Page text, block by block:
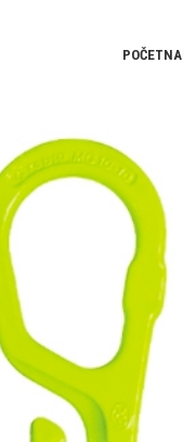
POČETNA